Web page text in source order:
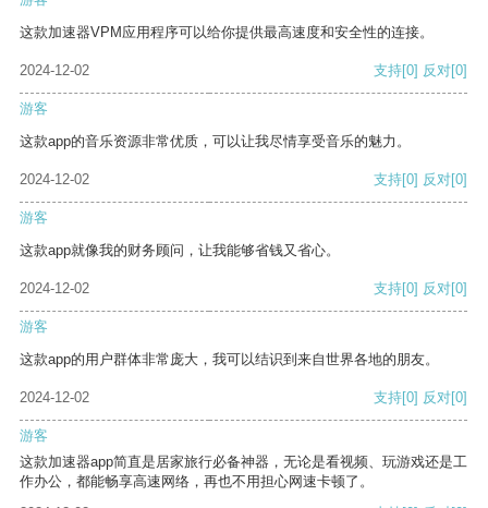
这款加速器VPM应用程序可以给你提供最高速度和安全性的连接。
2024-12-02 支持[0] 反对[0]
游客
这款app的音乐资源非常优质，可以让我尽情享受音乐的魅力。
2024-12-02 支持[0] 反对[0]
游客
这款app就像我的财务顾问，让我能够省钱又省心。
2024-12-02 支持[0] 反对[0]
游客
这款app的用户群体非常庞大，我可以结识到来自世界各地的朋友。
2024-12-02 支持[0] 反对[0]
游客
这款加速器app简直是居家旅行必备神器，无论是看视频、玩游戏还是工
作办公，都能畅享高速网络，再也不用担心网速卡顿了。